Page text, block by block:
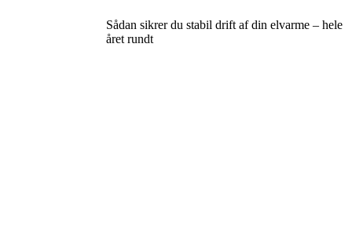
Sådan sikrer du stabil drift af din elvarme – hele
året rundt